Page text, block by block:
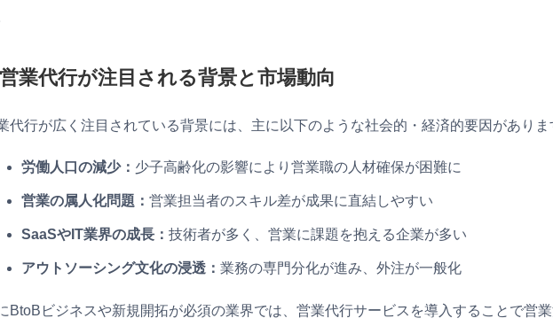
営業代行が注目される背景と市場動向
代行が広く注目されている背景には、主に以下のような社会的・経済的要因がありま
労働人口の減少： 少子高齢化の影響により営業職の人材確保が困難に
営業の属人化問題： 営業担当者のスキル差が成果に直結しやすい
SaaSやIT業界の成長： 技術者が多く、営業に課題を抱える企業が多い
アウトソーシング文化の浸透： 業務の専門分化が進み、外注が一般化
BtoBビジネスや新規開拓が必須の業界では、営業代行サービスを導入することで営業